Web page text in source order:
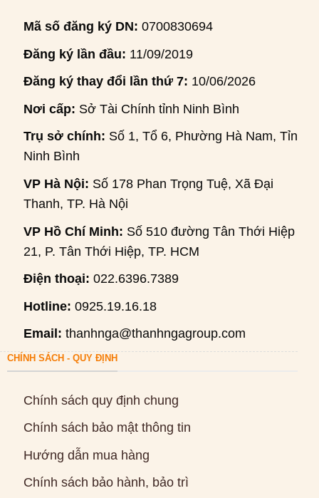
Mã số đăng ký DN: 0700830694
Đăng ký lần đầu: 11/09/2019
Đăng ký thay đổi lần thứ 7: 10/06/2026
Nơi cấp: Sở Tài Chính tỉnh Ninh Bình
Trụ sở chính: Số 1, Tổ 6, Phường Hà Nam, Tỉnh
Ninh Bình
VP Hà Nội: Số 178 Phan Trọng Tuệ, Xã Đại
Thanh, TP. Hà Nội
VP Hồ Chí Minh: Số 510 đường Tân Thới Hiệp
21, P. Tân Thới Hiệp, TP. HCM
Điện thoại: 022.6396.7389
Hotline: 0925.19.16.18
Email: thanhnga@thanhngagroup.com
CHÍNH SÁCH - QUY ĐỊNH
Chính sách quy định chung
Chính sách bảo mật thông tin
Hướng dẫn mua hàng
Chính sách bảo hành, bảo trì